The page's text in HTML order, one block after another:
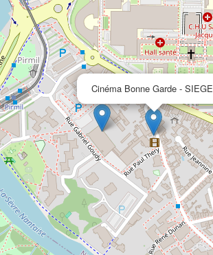
Cinéma Bonne Garde - SIEGE